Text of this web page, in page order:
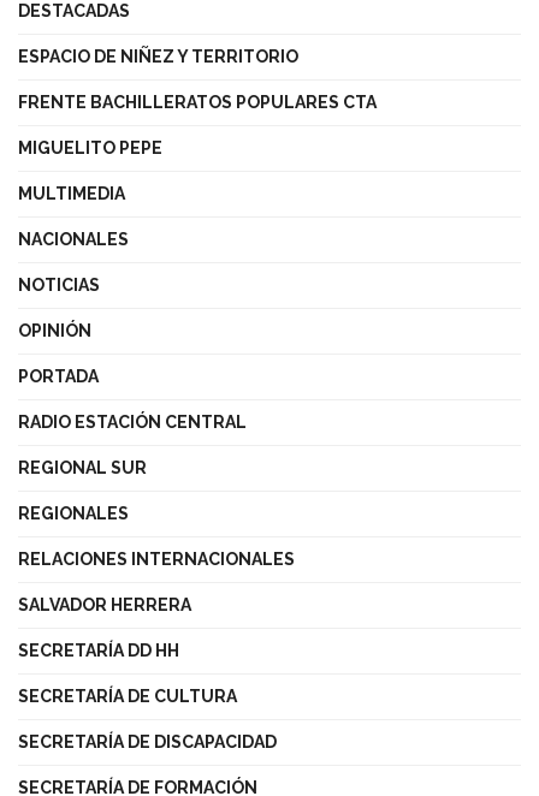
DESTACADAS
ESPACIO DE NIÑEZ Y TERRITORIO
FRENTE BACHILLERATOS POPULARES CTA
MIGUELITO PEPE
MULTIMEDIA
NACIONALES
NOTICIAS
OPINIÓN
PORTADA
RADIO ESTACIÓN CENTRAL
REGIONAL SUR
REGIONALES
RELACIONES INTERNACIONALES
SALVADOR HERRERA
SECRETARÍA DD HH
SECRETARÍA DE CULTURA
SECRETARÍA DE DISCAPACIDAD
SECRETARÍA DE FORMACIÓN